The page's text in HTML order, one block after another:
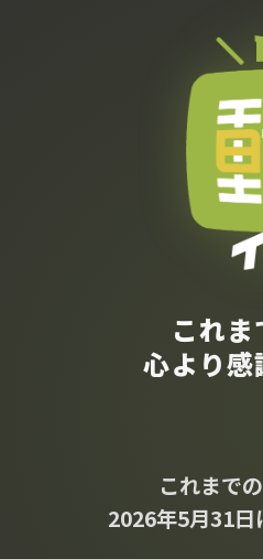
これ
心より感
これまで
2026年5月31日